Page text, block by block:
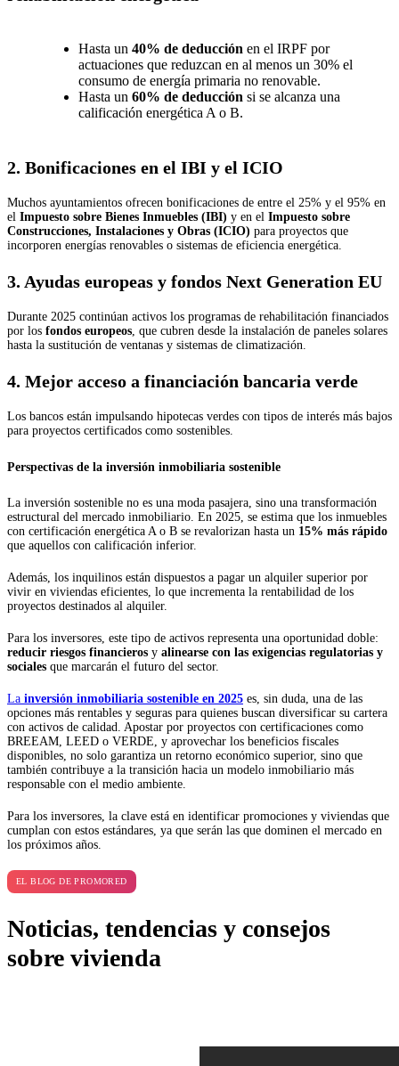
Hasta un 40% de deducción en el IRPF por
actuaciones que reduzcan en al menos un 30% el
consumo de energía primaria no renovable.
Hasta un 60% de deducción si se alcanza una
calificación energética A o B.
2. Bonificaciones en el IBI y el ICIO
Muchos ayuntamientos ofrecen bonificaciones de entre el 25% y el 95% en
el Impuesto sobre Bienes Inmuebles (IBI) y en el Impuesto sobre
Construcciones, Instalaciones y Obras (ICIO) para proyectos que
incorporen energías renovables o sistemas de eficiencia energética.
3. Ayudas europeas y fondos Next Generation EU
Durante 2025 continúan activos los programas de rehabilitación financiados
por los fondos europeos , que cubren desde la instalación de paneles solares
hasta la sustitución de ventanas y sistemas de climatización.
4. Mejor acceso a financiación bancaria verde
Los bancos están impulsando hipotecas verdes con tipos de interés más bajos
para proyectos certificados como sostenibles.
Perspectivas de la inversión inmobiliaria sostenible
La inversión sostenible no es una moda pasajera, sino una transformación
estructural del mercado inmobiliario. En 2025, se estima que los inmuebles
con certificación energética A o B se revalorizan hasta un 15% más rápido
que aquellos con calificación inferior.
Además, los inquilinos están dispuestos a pagar un alquiler superior por
vivir en viviendas eficientes, lo que incrementa la rentabilidad de los
proyectos destinados al alquiler.
Para los inversores, este tipo de activos representa una oportunidad doble:
reducir riesgos financieros y alinearse con las exigencias regulatorias y
sociales que marcarán el futuro del sector.
La inversión inmobiliaria sostenible en 2025 es, sin duda, una de las
opciones más rentables y seguras para quienes buscan diversificar su cartera
con activos de calidad. Apostar por proyectos con certificaciones como
BREEAM, LEED o VERDE, y aprovechar los beneficios fiscales
disponibles, no solo garantiza un retorno económico superior, sino que
también contribuye a la transición hacia un modelo inmobiliario más
responsable con el medio ambiente.
Para los inversores, la clave está en identificar promociones y viviendas que
cumplan con estos estándares, ya que serán las que dominen el mercado en
los próximos años.
EL BLOG DE PROMORED
Noticias, tendencias y consejos
sobre vivienda